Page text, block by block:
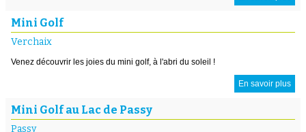
Mini Golf
Verchaix
Venez découvrir les joies du mini golf, à l'abri du soleil !
En savoir plus
Mini Golf au Lac de Passy
Passy